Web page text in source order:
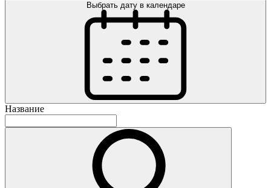
Выбрать дату в календаре
Название